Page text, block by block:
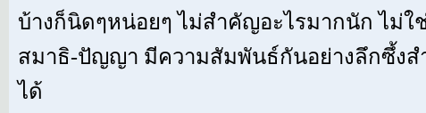
บ้างก็นิดๆหน่อยๆ ไม่สำคัญอะไรมากนัก ไม่ใ
สมาธิ-ปัญญา มีความสัมพันธ์กันอย่างลึกซึ้งส
ได้